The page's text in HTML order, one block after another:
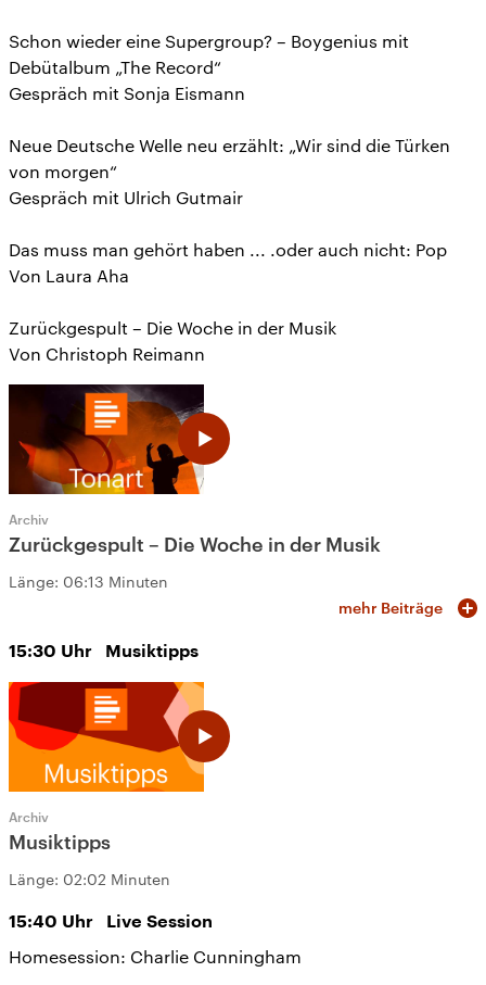
Schon wieder eine Supergroup? – Boygenius mit
Debütalbum „The Record“
Gespräch mit Sonja Eismann
Neue Deutsche Welle neu erzählt: „Wir sind die Türken
von morgen“
Gespräch mit Ulrich Gutmair
Das muss man gehört haben ... .oder auch nicht: Pop
Von Laura Aha
Zurückgespult – Die Woche in der Musik
Von Christoph Reimann
Archiv
Zurückgespult – Die Woche in der Musik
Länge: 06:13 Minuten
mehr Beiträge
15:30 Uhr Musiktipps
Archiv
Musiktipps
Länge: 02:02 Minuten
15:40 Uhr Live Session
Homesession: Charlie Cunningham